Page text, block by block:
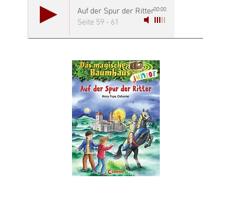
Auf der Spur der Ritter
Seite 59 - 61
00:00